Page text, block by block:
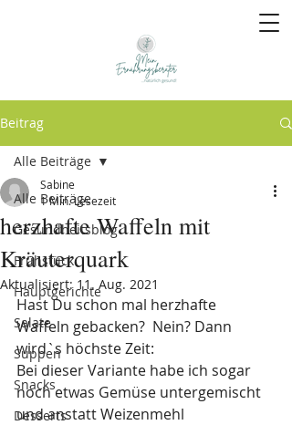
Beitrag
Alle Beiträge
Gesundheitsblog
Frühstück
Hauptgerichte
Salate
Suppen
Snacks
Desserts
Alle Beiträge
herzhafte Waffeln mit
Kräuterquark
Sabine
1 Min. Lesezeit
Aktualisiert: 11. Aug. 2021
Hast Du schon mal herzhafte
Waffeln gebacken?  Nein? Dann
wird`s höchste Zeit:
Bei dieser Variante habe ich sogar
noch etwas Gemüse untergemischt
und anstatt Weizenmehl